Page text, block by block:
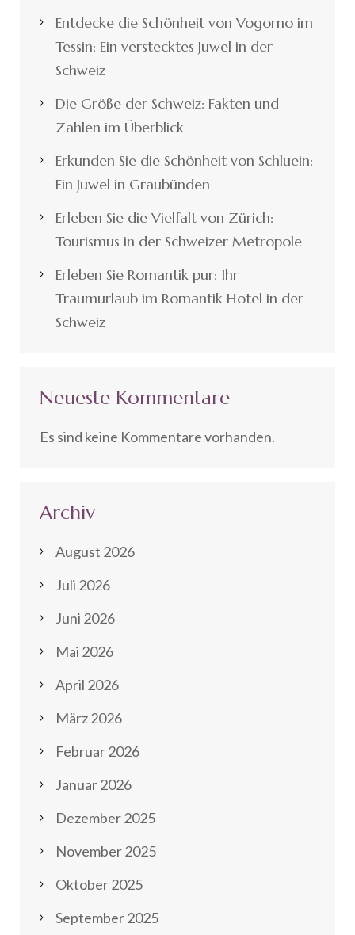
Entdecke die Schönheit von Vogorno im
Tessin: Ein verstecktes Juwel in der
Schweiz
Die Größe der Schweiz: Fakten und
Zahlen im Überblick
Erkunden Sie die Schönheit von Schluein:
Ein Juwel in Graubünden
Erleben Sie die Vielfalt von Zürich:
Tourismus in der Schweizer Metropole
Erleben Sie Romantik pur: Ihr
Traumurlaub im Romantik Hotel in der
Schweiz
Neueste Kommentare
Es sind keine Kommentare vorhanden.
Archiv
August 2026
Juli 2026
Juni 2026
Mai 2026
April 2026
März 2026
Februar 2026
Januar 2026
Dezember 2025
November 2025
Oktober 2025
September 2025